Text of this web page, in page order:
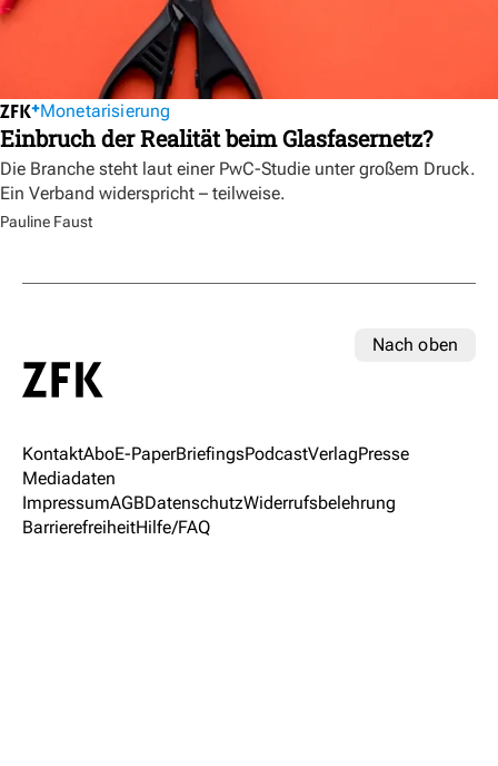
Monetarisierung
Einbruch der Realität beim Glasfasernetz?
Die Branche steht laut einer PwC-Studie unter großem Druck.
Ein Verband widerspricht – teilweise.
Pauline Faust
Nach oben
KontaktAboE-PaperBriefingsPodcastVerlagPresse
Mediadaten
ImpressumAGBDatenschutzWiderrufsbelehrung
BarrierefreiheitHilfe/FAQ